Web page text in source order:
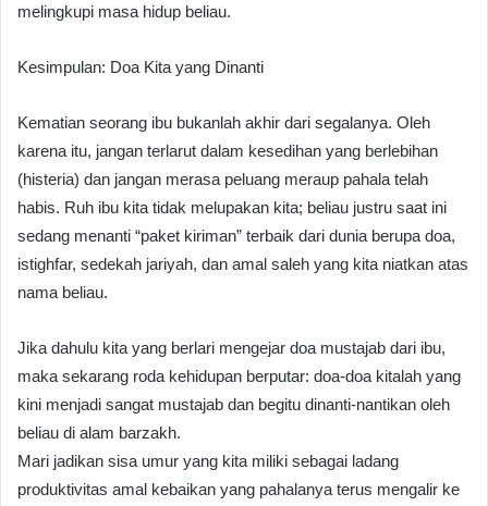
melingkupi masa hidup beliau.
Kesimpulan: Doa Kita yang Dinanti
Kematian seorang ibu bukanlah akhir dari segalanya. Oleh
karena itu, jangan terlarut dalam kesedihan yang berlebihan
(histeria) dan jangan merasa peluang meraup pahala telah
habis. Ruh ibu kita tidak melupakan kita; beliau justru saat ini
sedang menanti “paket kiriman” terbaik dari dunia berupa doa,
istighfar, sedekah jariyah, dan amal saleh yang kita niatkan atas
nama beliau.
Jika dahulu kita yang berlari mengejar doa mustajab dari ibu,
maka sekarang roda kehidupan berputar: doa-doa kitalah yang
kini menjadi sangat mustajab dan begitu dinanti-nantikan oleh
beliau di alam barzakh.
Mari jadikan sisa umur yang kita miliki sebagai ladang
produktivitas amal kebaikan yang pahalanya terus mengalir ke